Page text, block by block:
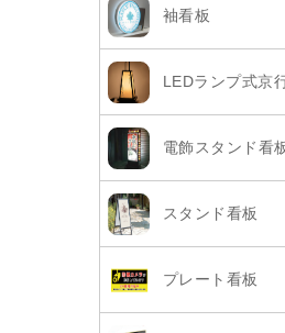
袖看板
LEDランプ式京
電飾スタンド看
スタンド看板
プレート看板